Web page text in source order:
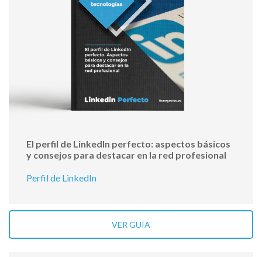
El perfil de LinkedIn perfecto: aspectos básicos
y consejos para destacar en la red profesional
Perfil de LinkedIn
VER GUÍA